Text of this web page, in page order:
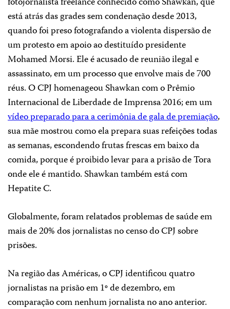
está atrás das grades sem condenação desde 2013,
quando foi preso fotografando a violenta dispersão de
um protesto em apoio ao destituído presidente
Mohamed Morsi. Ele é acusado de reunião ilegal e
assassinato, em um processo que envolve mais de 700
réus. O CPJ homenageou Shawkan com o Prêmio
Internacional de Liberdade de Imprensa 2016; em um
vídeo preparado para a cerimônia de gala de premiação,
sua mãe mostrou como ela prepara suas refeições todas
as semanas, escondendo frutas frescas em baixo da
comida, porque é proibido levar para a prisão de Tora
onde ele é mantido. Shawkan também está com
Hepatite C.
Globalmente, foram relatados problemas de saúde em
mais de 20% dos jornalistas no censo do CPJ sobre
prisões.
Na região das Américas, o CPJ identificou quatro
jornalistas na prisão em 1º de dezembro, em
comparação com nenhum jornalista no ano anterior.